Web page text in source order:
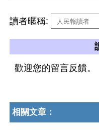
讀者暱稱:
歡迎您的留言反饋。
相關文章：